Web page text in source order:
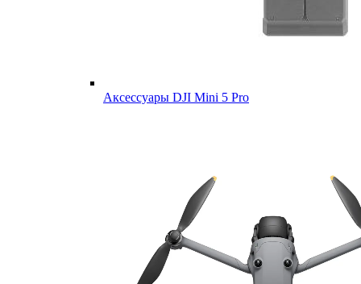
Аксессуары DJI Mini 5 Pro